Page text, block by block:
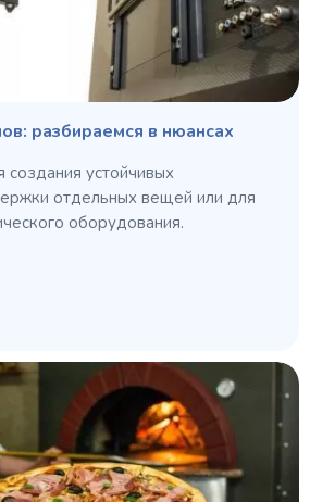
разбираемся в нюансах
устойчивых
отдельных вещей или для
оборудования.